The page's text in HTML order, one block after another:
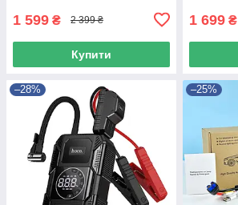
1 599 ₴ 2 399 ₴
Купити
1 699 ₴
–28% –25%